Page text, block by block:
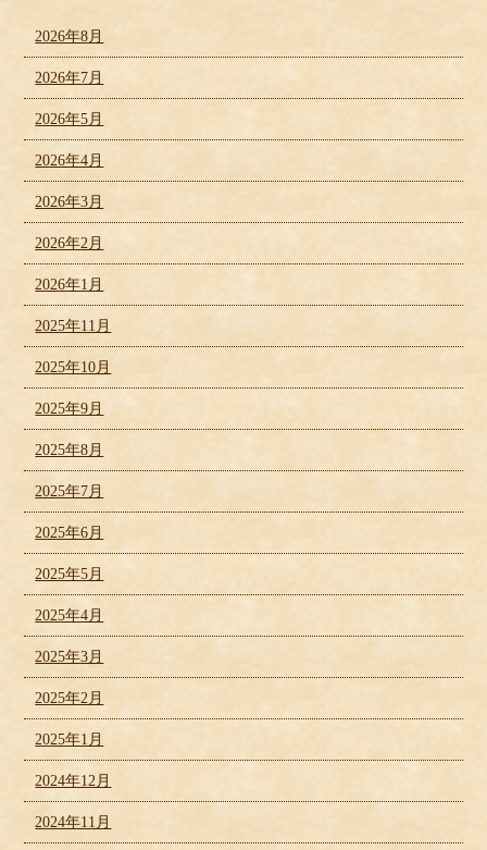
2026年8月
2026年7月
2026年5月
2026年4月
2026年3月
2026年2月
2026年1月
2025年11月
2025年10月
2025年9月
2025年8月
2025年7月
2025年6月
2025年5月
2025年4月
2025年3月
2025年2月
2025年1月
2024年12月
2024年11月